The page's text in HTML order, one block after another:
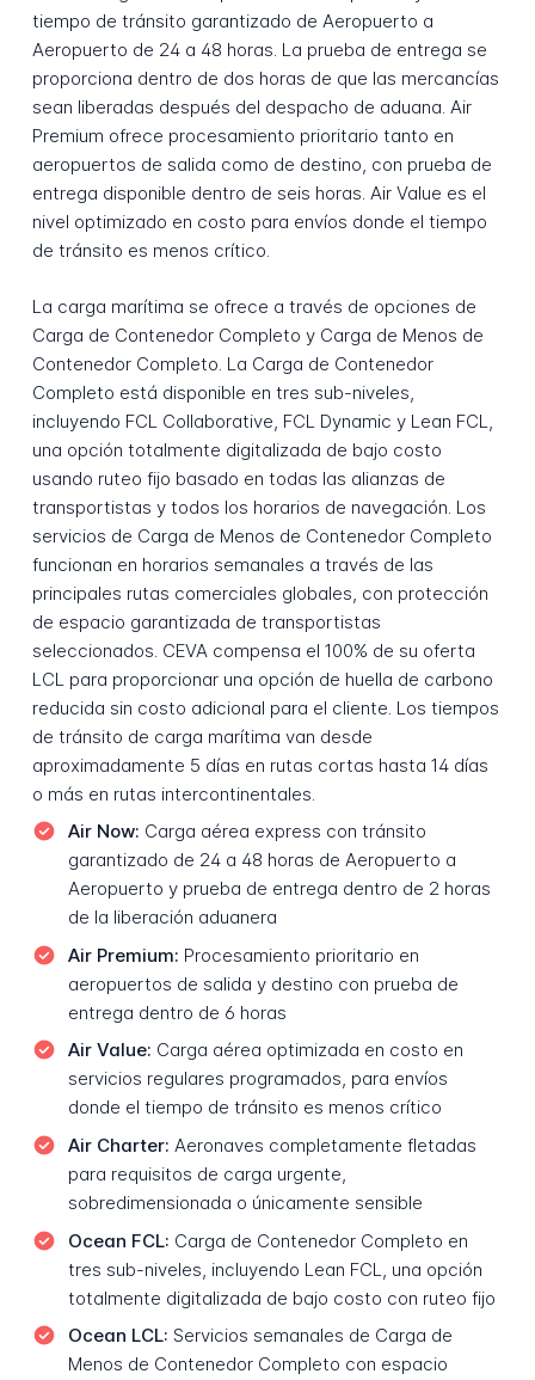
tiempo de tránsito garantizado de Aeropuerto a
Aeropuerto de 24 a 48 horas. La prueba de entrega se
proporciona dentro de dos horas de que las mercancías
sean liberadas después del despacho de aduana. Air
Premium ofrece procesamiento prioritario tanto en
aeropuertos de salida como de destino, con prueba de
entrega disponible dentro de seis horas. Air Value es el
nivel optimizado en costo para envíos donde el tiempo
de tránsito es menos crítico.
La carga marítima se ofrece a través de opciones de
Carga de Contenedor Completo y Carga de Menos de
Contenedor Completo. La Carga de Contenedor
Completo está disponible en tres sub-niveles,
incluyendo FCL Collaborative, FCL Dynamic y Lean FCL,
una opción totalmente digitalizada de bajo costo
usando ruteo fijo basado en todas las alianzas de
transportistas y todos los horarios de navegación. Los
servicios de Carga de Menos de Contenedor Completo
funcionan en horarios semanales a través de las
principales rutas comerciales globales, con protección
de espacio garantizada de transportistas
seleccionados. CEVA compensa el 100% de su oferta
LCL para proporcionar una opción de huella de carbono
reducida sin costo adicional para el cliente. Los tiempos
de tránsito de carga marítima van desde
aproximadamente 5 días en rutas cortas hasta 14 días
o más en rutas intercontinentales.
Air Now: Carga aérea express con tránsito
garantizado de 24 a 48 horas de Aeropuerto a
Aeropuerto y prueba de entrega dentro de 2 horas
de la liberación aduanera
Air Premium: Procesamiento prioritario en
aeropuertos de salida y destino con prueba de
entrega dentro de 6 horas
Air Value: Carga aérea optimizada en costo en
servicios regulares programados, para envíos
donde el tiempo de tránsito es menos crítico
Air Charter: Aeronaves completamente fletadas
para requisitos de carga urgente,
sobredimensionada o únicamente sensible
Ocean FCL: Carga de Contenedor Completo en
tres sub-niveles, incluyendo Lean FCL, una opción
totalmente digitalizada de bajo costo con ruteo fijo
Ocean LCL: Servicios semanales de Carga de
Menos de Contenedor Completo con espacio